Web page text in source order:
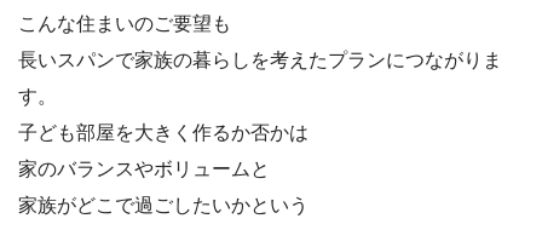
こんな住まいのご要望も
長いスパンで家族の暮らしを考えたプランにつながりま
す。
子ども部屋を大きく作るか否かは
家のバランスやボリュームと
家族がどこで過ごしたいかという